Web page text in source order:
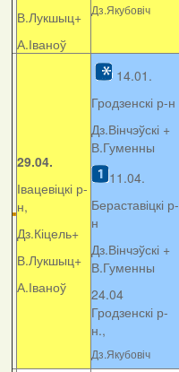
В.Лукшыц+
А.Іваноў
Дз.Якубовіч
29.04.
Івацевіцкі р-
н,
Дз.Кіцель+
В.Лукшыц+
А.Іваноў
14.01.
Гродзенскі р-н
Дз.Вінчэўскі +
В.Гуменны
11.04.
Бераставіцкі р-
н
Дз.Вінчэўскі +
В.Гуменны
24.04
Гродзенскі р-
н.,
Дз.Якубовіч